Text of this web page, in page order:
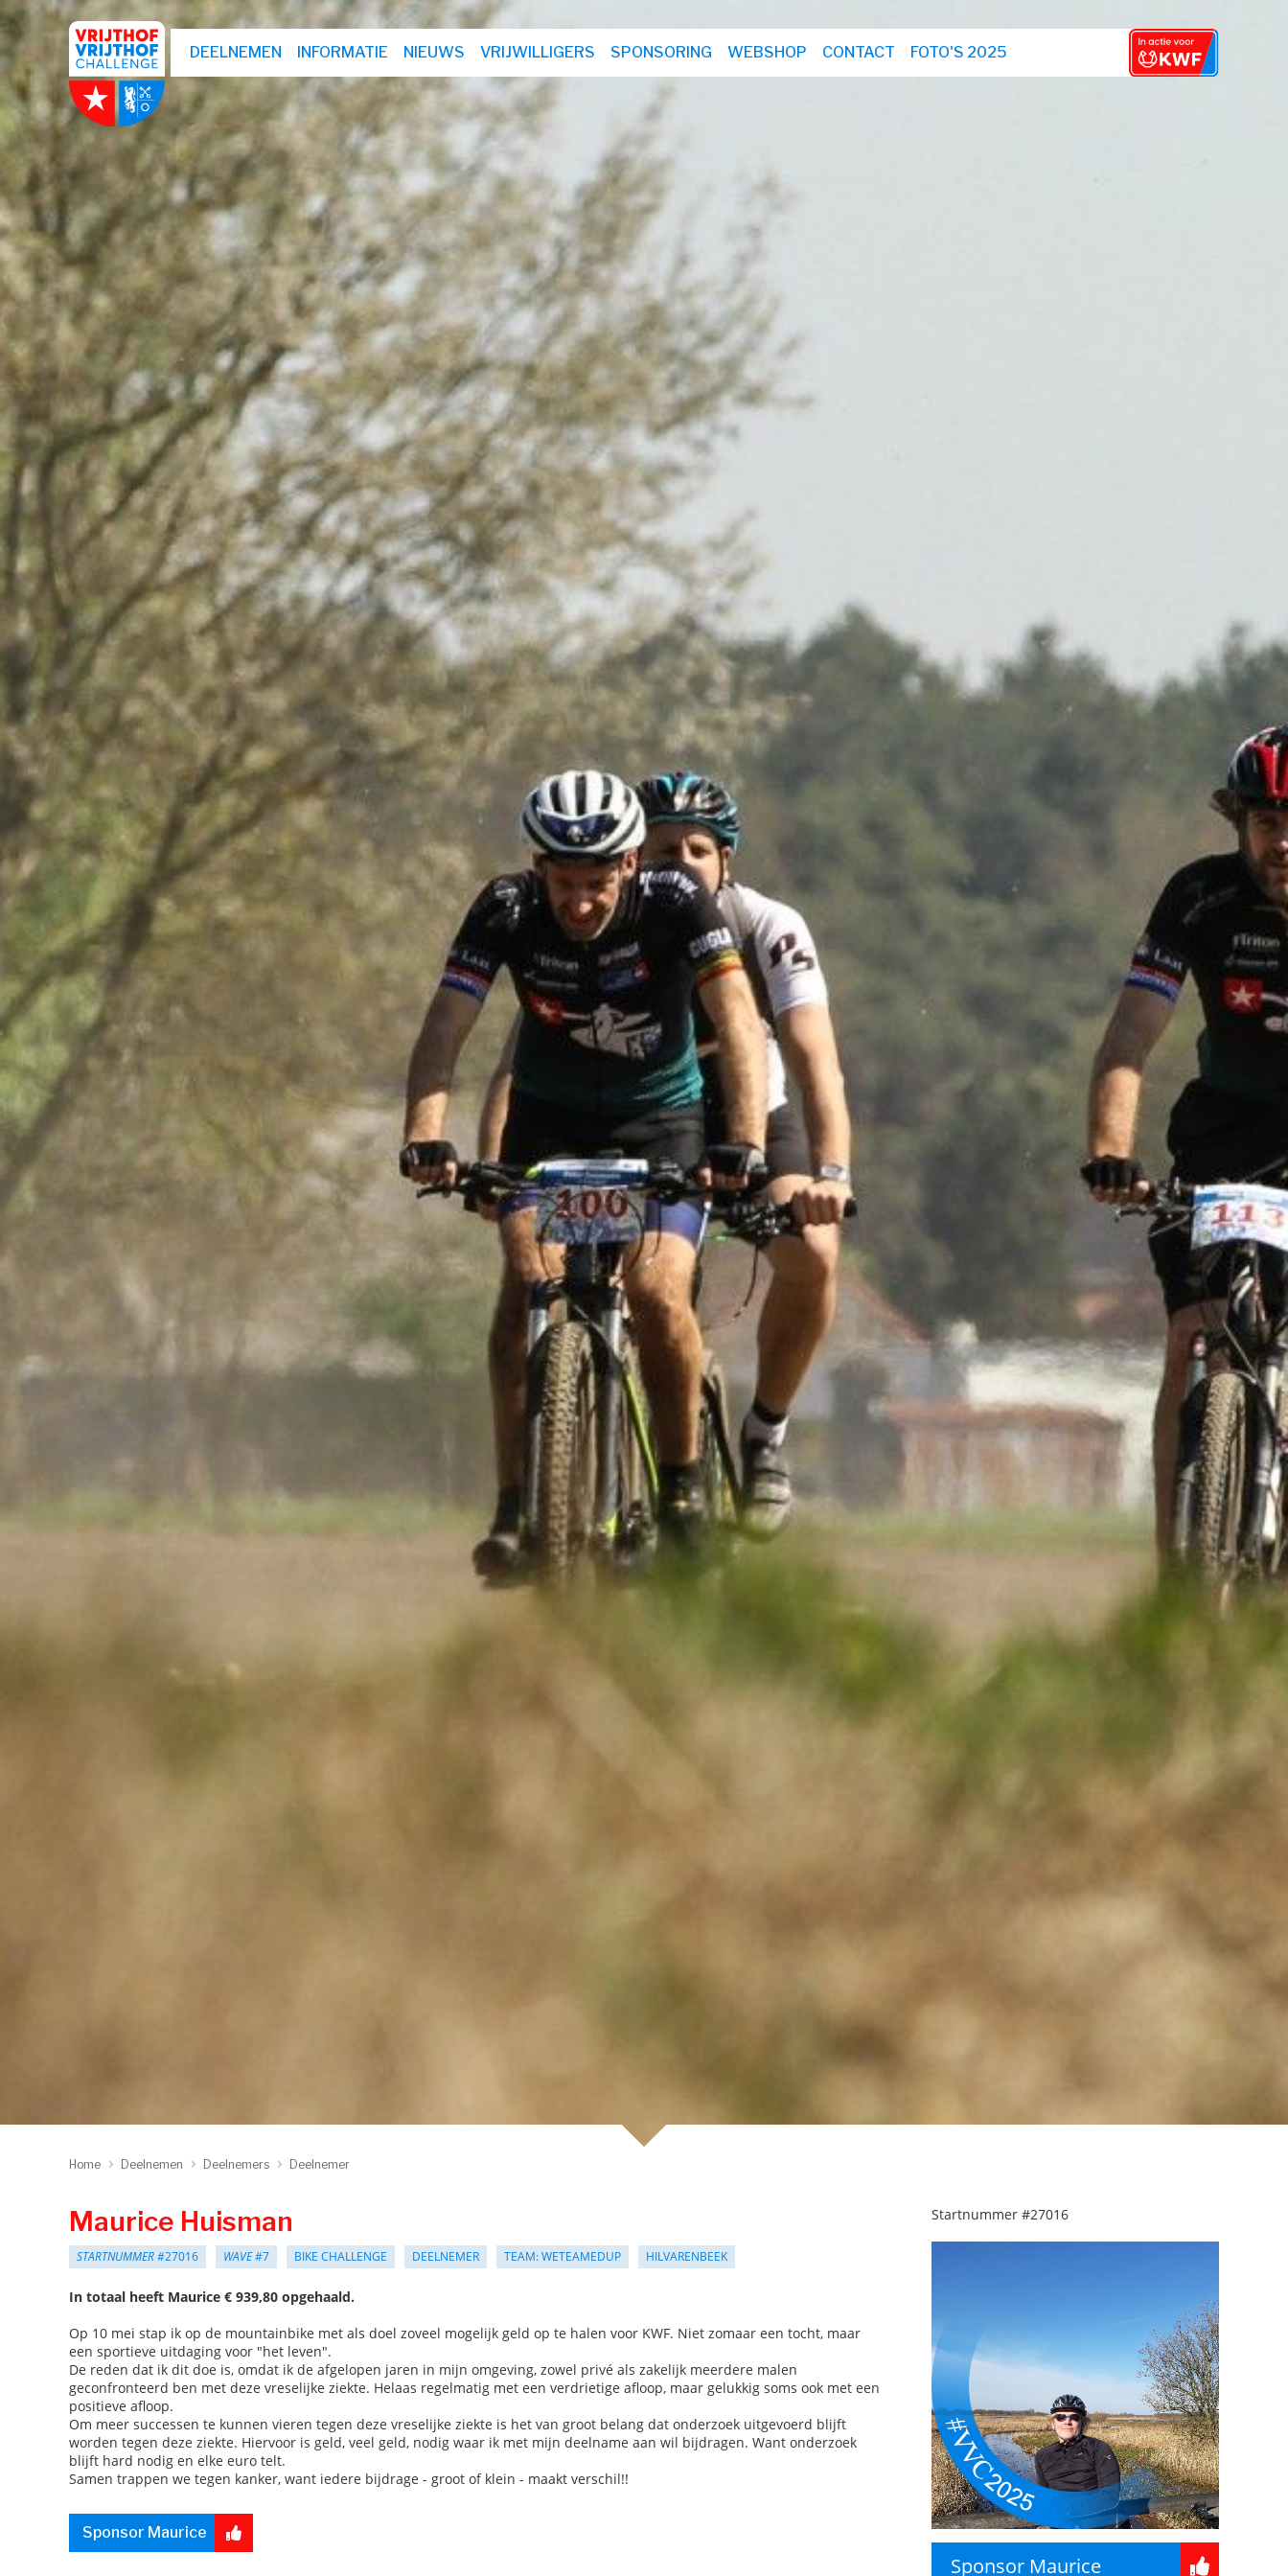
DEELNEMEN INFORMATIE NIEUWS VRIJWILLIGERS SPONSORING WEBSHOP CONTACT FOTO'S 2025
Home Deelnemen Deelnemers Deelnemer
Maurice Huisman
STARTNUMMER#27016 WAVE#7 BIKE CHALLENGE DEELNEMER TEAM: WETEAMEDUP HILVARENBEEK
In totaal heeft Maurice € 939,80 opgehaald.
Op 10 mei stap ik op de mountainbike met als doel zoveel mogelijk geld op te halen voor KWF. Niet zomaar een tocht, maar
een sportieve uitdaging voor "het leven".
De reden dat ik dit doe is, omdat ik de afgelopen jaren in mijn omgeving, zowel privé als zakelijk meerdere malen
geconfronteerd ben met deze vreselijke ziekte. Helaas regelmatig met een verdrietige afloop, maar gelukkig soms ook met een
positieve afloop.
Om meer successen te kunnen vieren tegen deze vreselijke ziekte is het van groot belang dat onderzoek uitgevoerd blijft
worden tegen deze ziekte. Hiervoor is geld, veel geld, nodig waar ik met mijn deelname aan wil bijdragen. Want onderzoek
blijft hard nodig en elke euro telt.
Samen trappen we tegen kanker, want iedere bijdrage - groot of klein - maakt verschil!!
Sponsor Maurice
Startnummer #27016
Sponsor Maurice